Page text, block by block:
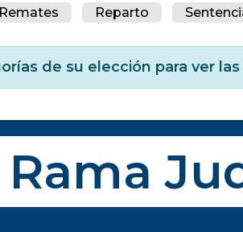
Remates Reparto
de su elección para ver
Rama